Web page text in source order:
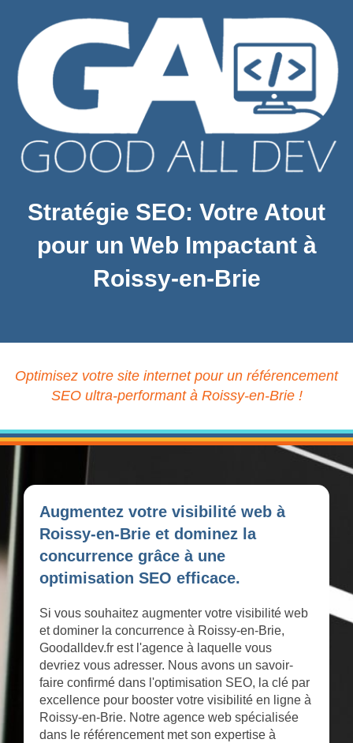
Stratégie SEO: Votre Atout
pour un Web Impactant à
Roissy-en-Brie
Optimisez votre site internet pour un référencement
SEO ultra-performant à Roissy-en-Brie !
Augmentez votre visibilité web à
Roissy-en-Brie et dominez la
concurrence grâce à une
optimisation SEO efficace.
Si vous souhaitez augmenter votre visibilité web
et dominer la concurrence à Roissy-en-Brie,
Goodalldev.fr est l'agence à laquelle vous
devriez vous adresser. Nous avons un savoir-
faire confirmé dans l'optimisation SEO, la clé par
excellence pour booster votre visibilité en ligne à
Roissy-en-Brie. Notre agence web spécialisée
dans le référencement met son expertise à